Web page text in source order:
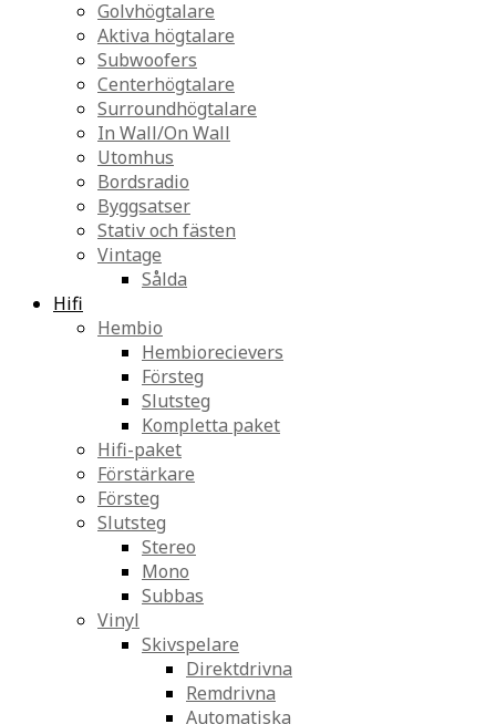
Golvhögtalare
Aktiva högtalare
Subwoofers
Centerhögtalare
Surroundhögtalare
In Wall/On Wall
Utomhus
Bordsradio
Byggsatser
Stativ och fästen
Vintage
Sålda
Hifi
Hembio
Hembiorecievers
Försteg
Slutsteg
Kompletta paket
Hifi-paket
Förstärkare
Försteg
Slutsteg
Stereo
Mono
Subbas
Vinyl
Skivspelare
Direktdrivna
Remdrivna
Automatiska